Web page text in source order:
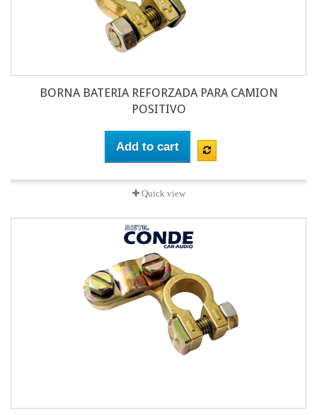
BORNA BATERIA REFORZADA PARA CAMION
POSITIVO
Add to cart
Quick view